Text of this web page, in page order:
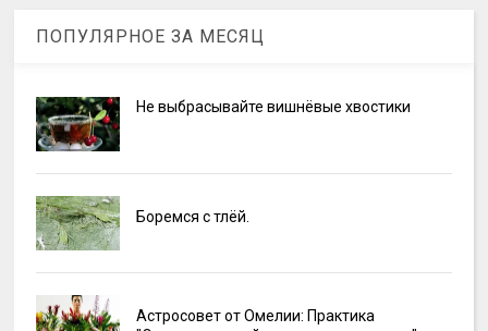
ПОПУЛЯРНОЕ ЗА МЕСЯЦ
Не выбрасывайте вишнёвые хвостики
Боремся с тлёй.
Астросовет от Омелии: Практика